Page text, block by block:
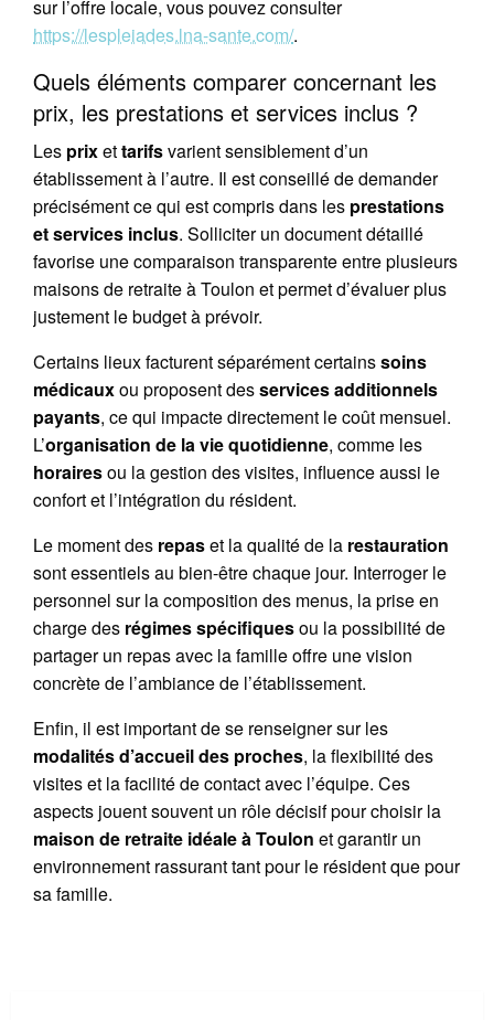
sur l’offre locale, vous pouvez consulter
https://lespleiades.lna-sante.com/.
Quels éléments comparer concernant les
prix, les prestations et services inclus ?
Les prixettarifsvarient sensiblement d’un
établissement à l’autre. Il est conseillé de demander
précisément ce qui est compris dans les prestations
et services inclus. Solliciter un document détaillé
favorise une comparaison transparente entre plusieurs
maisons de retraite à Toulon et permet d’évaluer plus
justement le budget à prévoir.
Certains lieux facturent séparément certainssoins
médicauxou proposent desservices additionnels
payants, ce qui impacte directement le coût mensuel.
L’organisation de la vie quotidienne, comme les
horairesou la gestion des visites, influence aussi le
confort et l’intégration du résident.
Le moment des repaset la qualité de la restauration
sont essentiels au bien-être chaque jour. Interroger le
personnel sur la composition des menus, la prise en
charge des régimes spécifiquesou la possibilité de
partager un repas avec la famille offre une vision
concrète de l’ambiance de l’établissement.
Enfin, il est important de se renseigner sur les
modalités d’accueil des proches, la flexibilité des
visites et la facilité de contact avec l’équipe. Ces
aspects jouent souvent un rôle décisif pour choisir la
maison de retraite idéale à Toulon et garantir un
environnement rassurant tant pour le résident que pour
sa famille.